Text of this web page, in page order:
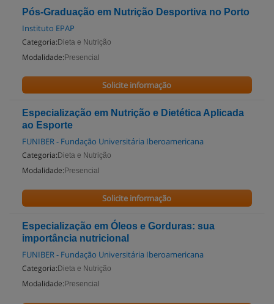
Pós-Graduação em Nutrição Desportiva no Porto
Instituto EPAP
Categoria: Dieta e Nutrição
Modalidade: Presencial
Solicite informação
Especialização em Nutrição e Dietética Aplicada
ao Esporte
FUNIBER - Fundação Universitária Iberoamericana
Categoria: Dieta e Nutrição
Modalidade: Presencial
Solicite informação
Especialização em Óleos e Gorduras: sua
importância nutricional
FUNIBER - Fundação Universitária Iberoamericana
Categoria: Dieta e Nutrição
Modalidade: Presencial